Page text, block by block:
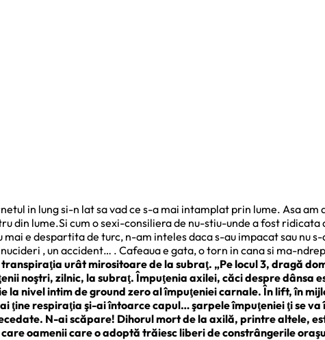
in lung si-n lat sa vad ce s-a mai intamplat prin lume. Asa
din lume.Si cum o sexi-consiliera de nu-stiu-unde a fost
e despartita de turc, n-am inteles daca s-au impacat sau nu
, un accident… . Cafeaua e gata, o torn in cana si ma-
urât mirositoare de la subraţ. „Pe locul 3, dragă
noştri, zilnic, la subraţ. Împuţenia axilei, căci despre dânsa
la nivel intim de ground zero al împuţeniei carnale. În lift, în
ţine respiraţia şi-ai întoarce capul… şarpele împuţeniei ţi se
N-ai scăpare! Dihorul mort de la axilă, printre altele,
oamenii care o adoptă trăiesc liberi de constrângerile